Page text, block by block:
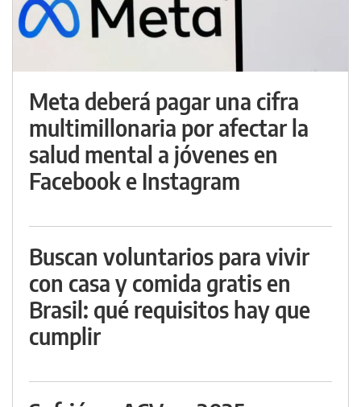
Meta deberá pagar una cifra
multimillonaria por afectar la
salud mental a jóvenes en
Facebook e Instagram
Buscan voluntarios para vivir
con casa y comida gratis en
Brasil: qué requisitos hay que
cumplir